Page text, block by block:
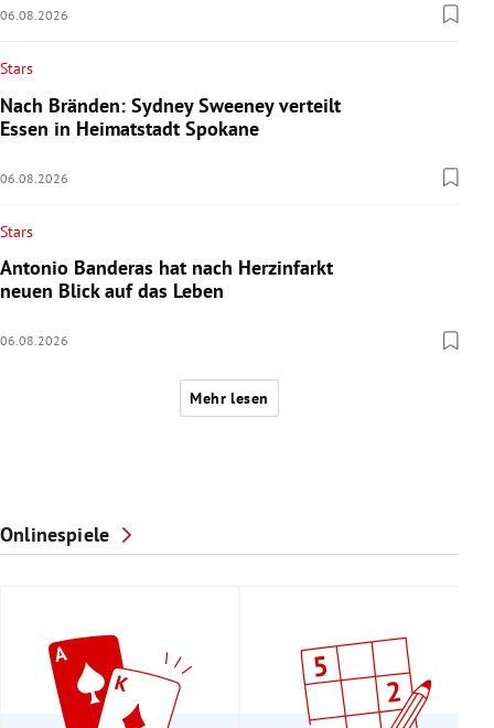
06.08.2026
Stars
Nach Bränden: Sydney Sweeney verteilt
Essen in Heimatstadt Spokane
06.08.2026
Stars
Antonio Banderas hat nach Herzinfarkt
neuen Blick auf das Leben
06.08.2026
Mehr lesen
Onlinespiele